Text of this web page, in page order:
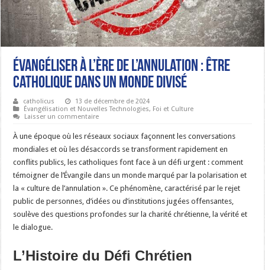
Évangéliser à l’Ère de l’Annulation : Être
Catholique dans un Monde Divisé
catholicus
13 de décembre de 2024
Évangélisation et Nouvelles Technologies, Foi et Culture
Laisser un commentaire
À une époque où les réseaux sociaux façonnent les conversations
mondiales et où les désaccords se transforment rapidement en
conflits publics, les catholiques font face à un défi urgent : comment
témoigner de l’Évangile dans un monde marqué par la polarisation et
la « culture de l’annulation ». Ce phénomène, caractérisé par le rejet
public de personnes, d’idées ou d’institutions jugées offensantes,
soulève des questions profondes sur la charité chrétienne, la vérité et
le dialogue.
L’Histoire du Défi Chrétien